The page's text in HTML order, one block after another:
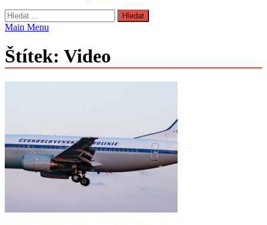
Vyhledávání
Main Menu
Štítek: Video